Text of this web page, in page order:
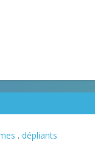
. dépliants